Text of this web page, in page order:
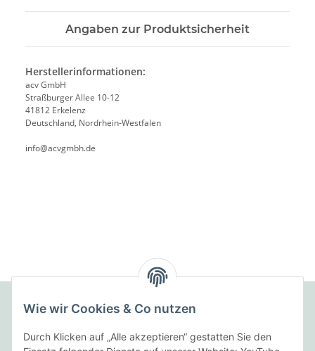
Angaben zur Produktsicherheit
Herstellerinformationen:
acv GmbH
Straßburger Allee 10-12
41812 Erkelenz
Deutschland, Nordrhein-Westfalen
info@acvgmbh.de
Folgende Zahlungsarten bieten wir an:
Wie wir Cookies & Co nutzen
Durch Klicken auf „Alle akzeptieren“ gestatten Sie den